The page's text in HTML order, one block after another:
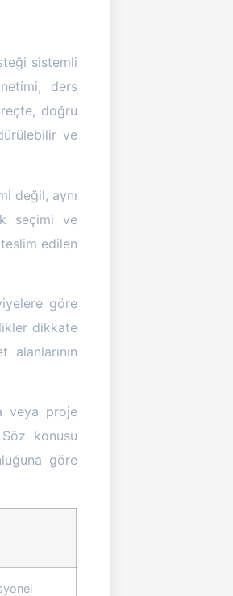
sistemli
ders
doğru
ve
değil, aynı
seçimi ve
edilen
göre
dikkate
alanlarının
veya proje
konusu
göre